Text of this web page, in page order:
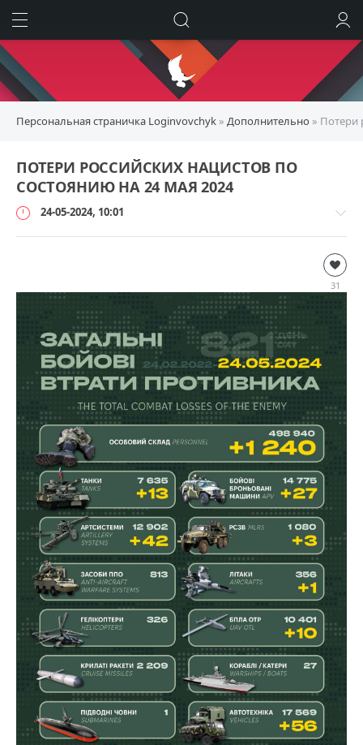
Персональная страничка Loginvovchyk » Дополнительно » Потери
ПОТЕРИ РОССИЙСКИХ НАЦИСТОВ ПО
СОСТОЯНИЮ НА 24 МАЯ 2024
24-05-2024, 10:01
31